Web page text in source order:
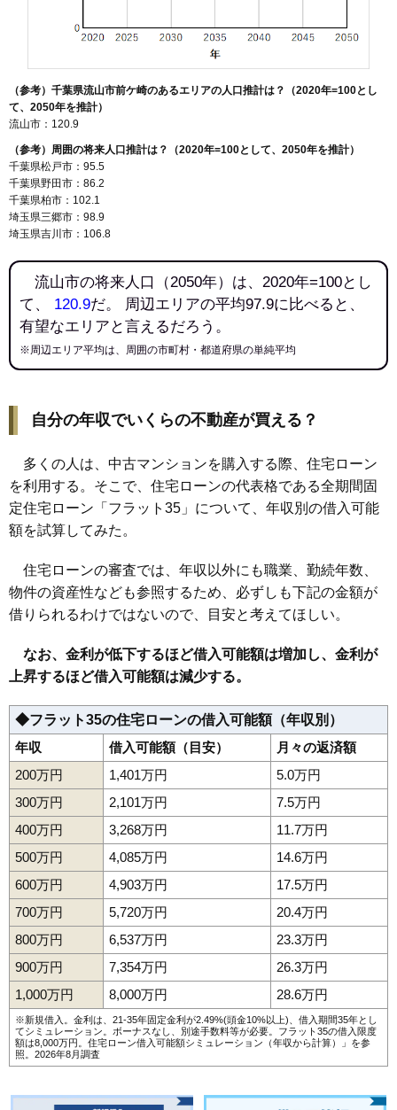
（参考）千葉県流山市前ケ崎のあるエリアの人口推計は？（2020年=100とし
て、2050年を推計）
流山市：120.9
（参考）周囲の将来人口推計は？（2020年=100として、2050年を推計）
千葉県松戸市：95.5
千葉県野田市：86.2
千葉県柏市：102.1
埼玉県三郷市：98.9
埼玉県吉川市：106.8
流山市の将来人口（2050年）は、2020年=100とし
て、 120.9だ。 周辺エリアの平均97.9に比べると、
有望なエリアと言えるだろう。
※周辺エリア平均は、周囲の市町村・都道府県の単純平均
自分の年収でいくらの不動産が買える？
多くの人は、中古マンションを購入する際、住宅ローン
を利用する。そこで、住宅ローンの代表格である全期間固
定住宅ローン「フラット35」について、年収別の借入可能
額を試算してみた。
住宅ローンの審査では、年収以外にも職業、勤続年数、
物件の資産性なども参照するため、必ずしも下記の金額が
借りられるわけではないので、目安と考えてほしい。
なお、金利が低下するほど借入可能額は増加し、金利が
上昇するほど借入可能額は減少する。
◆フラット35の住宅ローンの借入可能額（年収別）
年収
借入可能額（目安）
月々の返済額
200万円
1,401万円
5.0万円
300万円
2,101万円
7.5万円
400万円
3,268万円
11.7万円
500万円
4,085万円
14.6万円
600万円
4,903万円
17.5万円
700万円
5,720万円
20.4万円
800万円
6,537万円
23.3万円
900万円
7,354万円
26.3万円
1,000万円
8,000万円 28.6万円
※新規借入。金利は、21-35年固定金利が2.49%(頭金10%以上)、借入期間35年とし
てシミュレーション。ボーナスなし、別途手数料等が必要。フラット35の借入限度
額は8,000万円。 住宅ローン借入可能額シミュレーション（年収から計算）
」を参
照。2026年8月調査